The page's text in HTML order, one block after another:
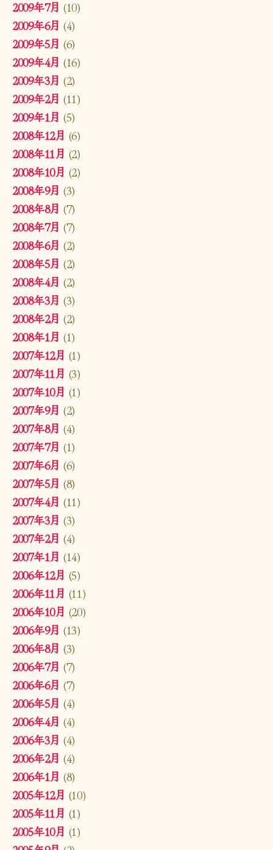
2009年7月 (10)
2009年6月 (4)
2009年5月 (6)
2009年4月 (16)
2009年3月 (2)
2009年2月 (11)
2009年1月 (5)
2008年12月 (6)
2008年11月 (2)
2008年10月 (2)
2008年9月 (3)
2008年8月 (7)
2008年7月 (7)
2008年6月 (2)
2008年5月 (2)
2008年4月 (2)
2008年3月 (3)
2008年2月 (2)
2008年1月 (1)
2007年12月 (1)
2007年11月 (3)
2007年10月 (1)
2007年9月 (2)
2007年8月 (4)
2007年7月 (1)
2007年6月 (6)
2007年5月 (8)
2007年4月 (11)
2007年3月 (3)
2007年2月 (4)
2007年1月 (14)
2006年12月 (5)
2006年11月 (11)
2006年10月 (20)
2006年9月 (13)
2006年8月 (3)
2006年7月 (7)
2006年6月 (7)
2006年5月 (4)
2006年4月 (4)
2006年3月 (4)
2006年2月 (4)
2006年1月 (8)
2005年12月 (10)
2005年11月 (1)
2005年10月 (1)